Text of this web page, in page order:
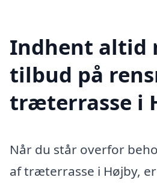
Indhent altid
tilbud på
træterrasse i
Når du står overfor
af træterrasse i Højby,